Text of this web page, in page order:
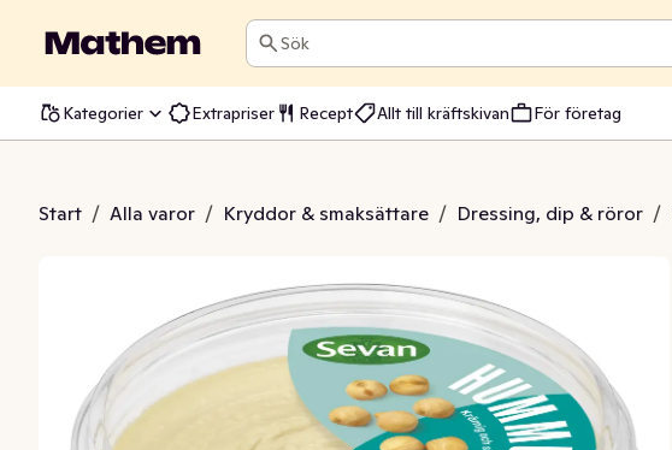
Sök
Kategorier Extrapriser Recept Allt till kräftskivan För företag
Start / Alla varor / Kryddor & smaksättare / Dressing, dip & röror /
Original